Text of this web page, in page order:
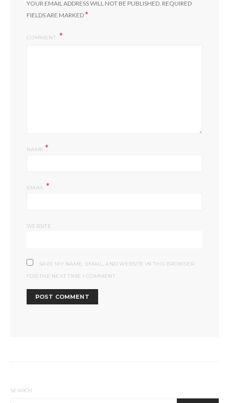
YOUR EMAIL ADDRESS WILL NOT BE PUBLISHED. REQUIRED
FIELDS ARE MARKED*
COMMENT
NAME*
EMAIL *
WEBSITE
SAVE MY NAME, EMAIL, AND WEBSITE IN THIS BROWSER
FOR THE NEXT TIME I COMMENT.
SEARCH